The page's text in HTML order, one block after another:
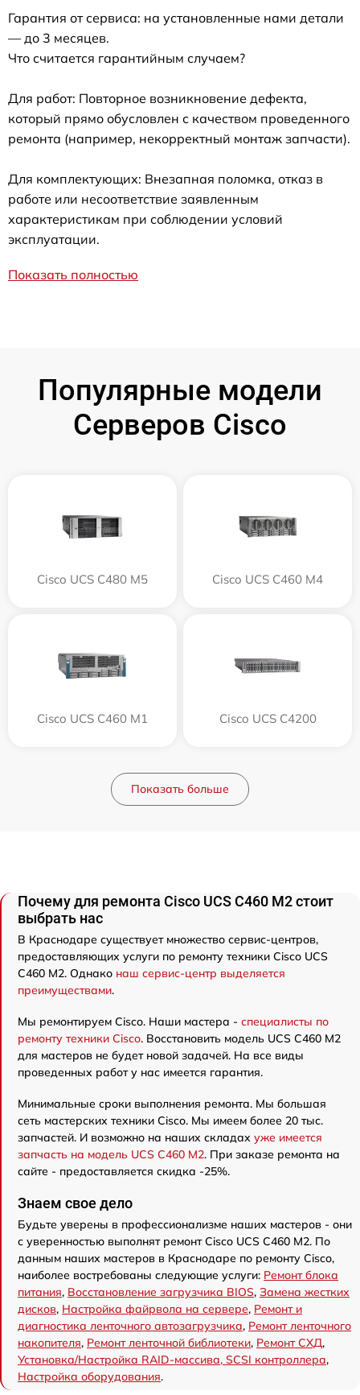
Гарантия от сервиса: на установленные нами детали
— до 3 месяцев.
Что считается гарантийным случаем?
Для работ: Повторное возникновение дефекта,
который прямо обусловлен с качеством проведенного
ремонта (например, некорректный монтаж запчасти).
Для комплектующих: Внезапная поломка, отказ в
работе или несоответствие заявленным
характеристикам при соблюдении условий
эксплуатации.
Показать полностью
Популярные модели
Серверов Cisco
Cisco UCS C480 M5 Cisco UCS C460 M4
Cisco UCS C460 M1 Cisco UCS C4200
Показать больше
Почему для ремонта Cisco UCS C460 M2 стоит
выбрать нас
В Краснодаре существует множество сервис-центров,
предоставляющих услуги по ремонту техники Cisco UCS
C460 M2. Однако наш сервис-центр выделяется
преимуществами.
Мы ремонтируем Cisco. Наши мастера - специалисты по
ремонту техники Cisco. Восстановить модель UCS C460 M2
для мастеров не будет новой задачей. На все виды
проведенных работ у нас имеется гарантия.
Минимальные сроки выполнения ремонта. Мы большая
сеть мастерских техники Cisco. Мы имеем более 20 тыс.
запчастей. И возможно на наших складах уже имеется
запчасть на модель UCS C460 M2. При заказе ремонта на
сайте - предоставляется скидка -25%.
Знаем свое дело
Будьте уверены в профессионализме наших мастеров - они
с уверенностью выполнят ремонт Cisco UCS C460 M2. По
данным наших мастеров в Краснодаре по ремонту Cisco,
наиболее востребованы следующие услуги: Ремонт блока
питания, Восстановление загрузчика BIOS, Замена жестких
дисков, Настройка файрвола на сервере, Ремонт и
диагностика ленточного автозагрузчика, Ремонт ленточного
накопителя, Ремонт ленточной библиотеки, Ремонт СХД,
Установка/Настройка RAID-массива, SCSI контроллера,
Настройка оборудования.